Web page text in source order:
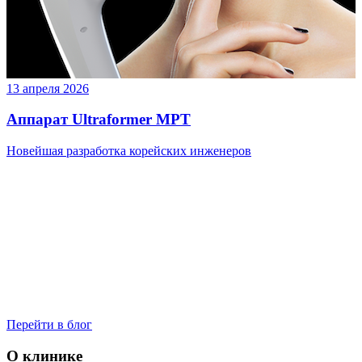
13 апреля 2026
Аппарат Ultraformer MPT
Новейшая разработка корейских инженеров
Перейти в блог
О клинике